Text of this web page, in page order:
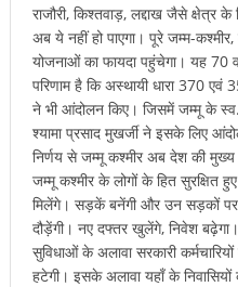
राजौरी, किश्तवाड़, लद्दाख जैसे क्षेत्र
अब ये नहीं हो पाएगा। पूरे जम्म-
योजनाओं का फायदा पहुंचेगा। यह 70
परिणाम है कि अस्थायी धारा 370 एवं
ने भी आंदोलन किए। जिसमें जम्मू के
श्यामा प्रसाद मुखर्जी ने इसके लिए
निर्णय से जम्मू कश्मीर अब देश की
जम्मू कश्मीर के लोगों के हित सुरक्षित
मिलेंगे। सड़कें बनेंगी और उन सड़कों पर
दौड़ेंगी। नए दफ्तर खुलेंगे, निवेश बढ़ेगा।
सुविधाओं के अलावा सरकारी
हटेगी। इसके अलावा यहाँ के निवासियों